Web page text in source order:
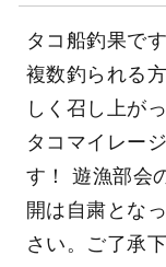
タコ船釣果で
複数釣られる
しく召し上が
タコマイレー
す！ 遊漁部会
開は自粛とな
さい。ご了承